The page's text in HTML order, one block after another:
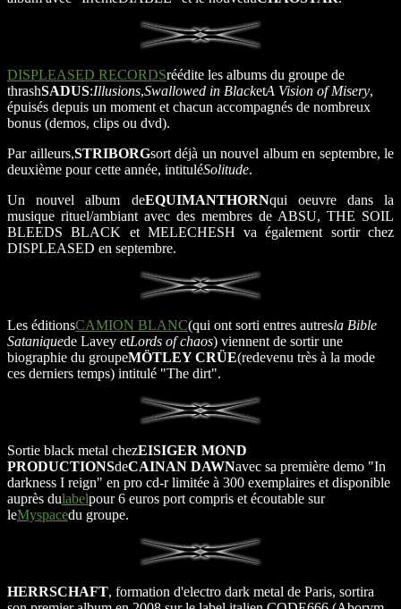
DISPLEASED RECORDSréédite les albums du groupe de
thrashSADUS:Illusions,Swallowed in BlacketA Vision of Misery,
épuisés depuis un moment et chacun accompagnés de nombreux
bonus (demos, clips ou dvd).
Par ailleurs,STRIBORGsort déjà un nouvel album en septembre, le
deuxième pour cette année, intituléSolitude.
Un nouvel album deEQUIMANTHORNqui oeuvre dans la
musique rituel/ambiant avec des membres de ABSU, THE SOIL
BLEEDS BLACK et MELECHESH va également sortir chez
DISPLEASED en septembre.
Les éditionsCAMION BLANC(qui ont sorti entres autresla Bible
Sataniquede Lavey etLords of chaos) viennent de sortir une
biographie du groupeMÖTLEY CRÜE(redevenu très à la mode
ces derniers temps) intitulé "The dirt".
Sortie black metal chezEISIGER MOND
PRODUCTIONSdeCAINAN DAWNavec sa première demo "In
darkness I reign" en pro cd-r limitée à 300 exemplaires et disponible
auprès dulabelpour 6 euros port compris et écoutable sur
leMyspacedu groupe.
HERRSCHAFT, formation d'electro dark metal de Paris, sortira